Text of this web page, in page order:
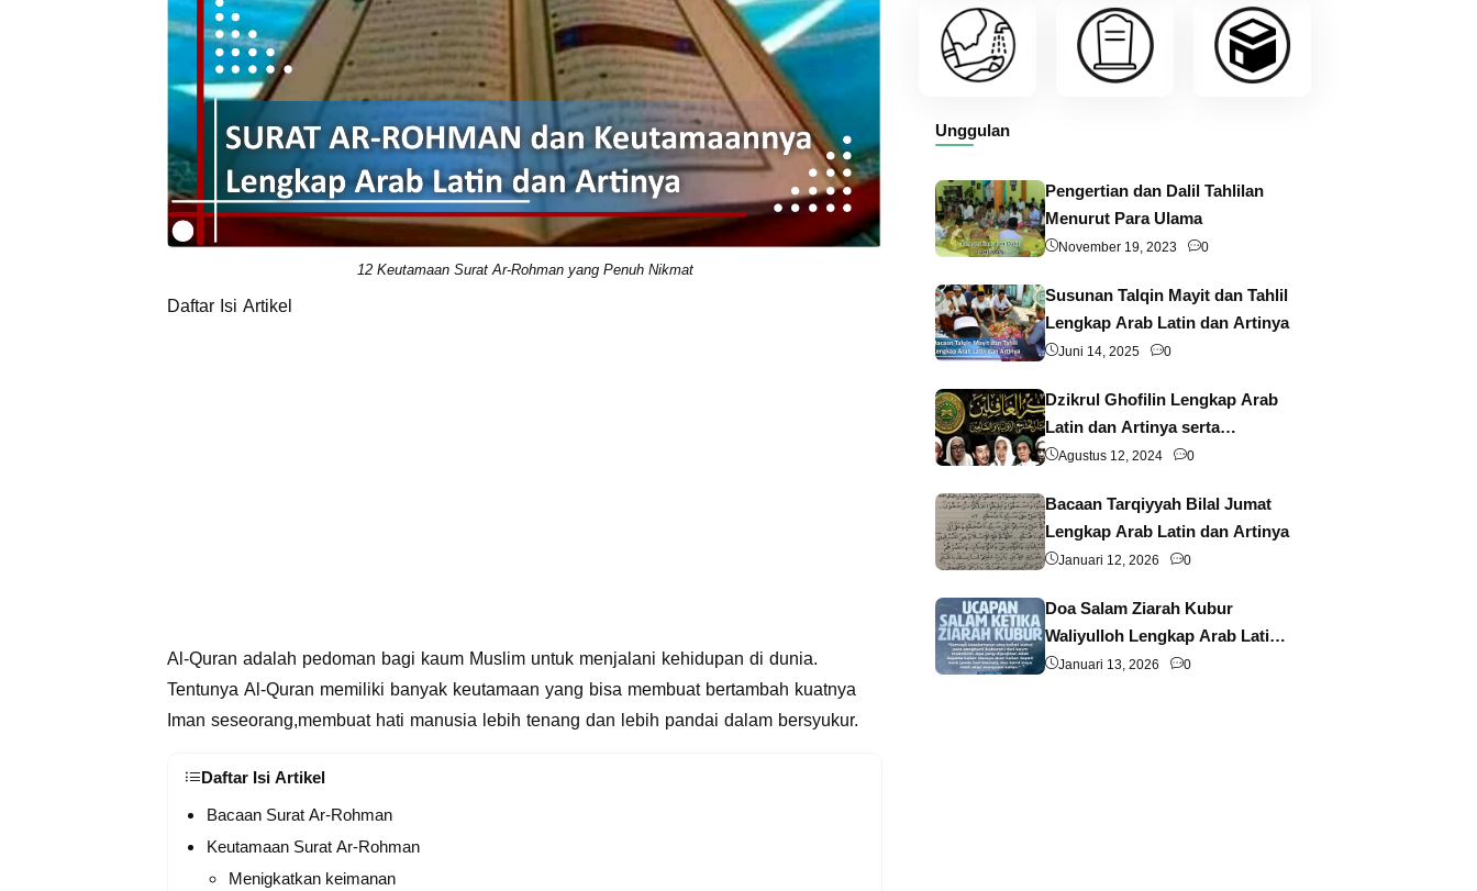
12 Keutamaan Surat Ar-Rohman yang Penuh Nikmat
Daftar Isi Artikel
Al-Quran adalah pedoman bagi kaum Muslim untuk menjalani kehidupan di dunia.
Tentunya Al-Quran memiliki banyak keutamaan yang bisa membuat bertambah kuatnya
Iman seseorang,membuat hati manusia lebih tenang dan lebih pandai dalam bersyukur.
Daftar Isi Artikel
Bacaan Surat Ar-Rohman
Keutamaan Surat Ar-Rohman
Menigkatkan keimanan
Unggulan
Pengertian dan Dalil Tahlilan
Menurut Para Ulama
November 19, 2023 0
Susunan Talqin Mayit dan Tahlil
Lengkap Arab Latin dan Artinya
Juni 14, 2025 0
Dzikrul Ghofilin Lengkap Arab
Latin dan Artinya serta
Pengertian dan Keutamaannya
Agustus 12, 2024 0
Bacaan Tarqiyyah Bilal Jumat
Lengkap Arab Latin dan Artinya
Januari 12, 2026 0
Doa Salam Ziarah Kubur
Waliyulloh Lengkap Arab Latin
dan Artinya
Januari 13, 2026 0